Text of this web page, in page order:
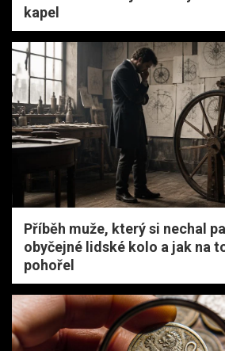
kapel
Příběh muže, který si nechal
obyčejné lidské kolo a jak na
pohořel